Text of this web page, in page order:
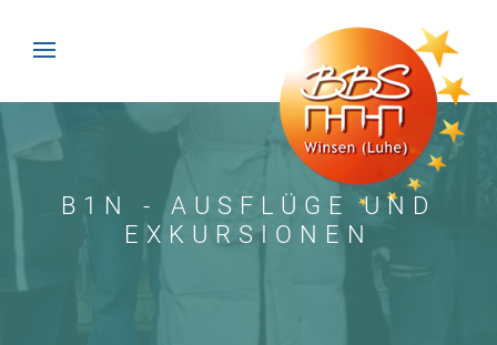
B1N - AUSFLÜGE UND
EXKURSIONEN